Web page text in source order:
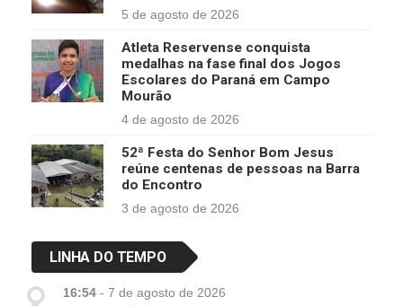
5 de agosto de 2026
Atleta Reservense conquista
medalhas na fase final dos Jogos
Escolares do Paraná em Campo
Mourão
4 de agosto de 2026
52ª Festa do Senhor Bom Jesus
reúne centenas de pessoas na Barra
do Encontro
3 de agosto de 2026
LINHA DO TEMPO
16:54 - 7 de agosto de 2026